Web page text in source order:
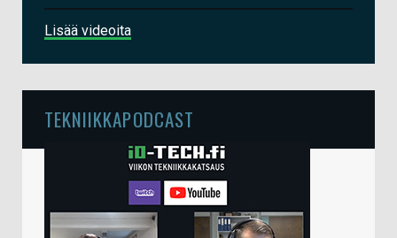
Lisää videoita
TEKNIIKKAPODCAST